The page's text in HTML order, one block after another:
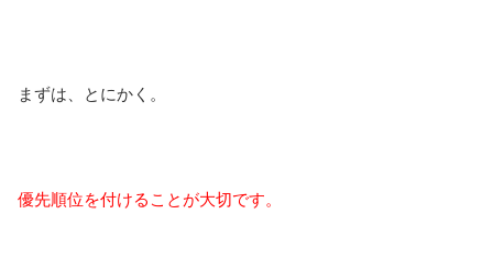
まずは、とにかく。
優先順位を付けることが大切です。